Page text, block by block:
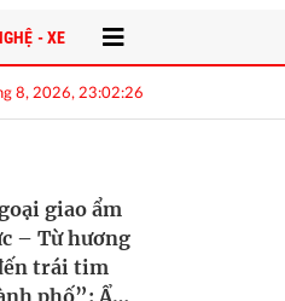
lần 1 Thời tiết hôm nay 6-8:
8, 2026, 23:02:27
- XE
giao ẩm
– Từ hương
trái tim
phố”: Ẩm